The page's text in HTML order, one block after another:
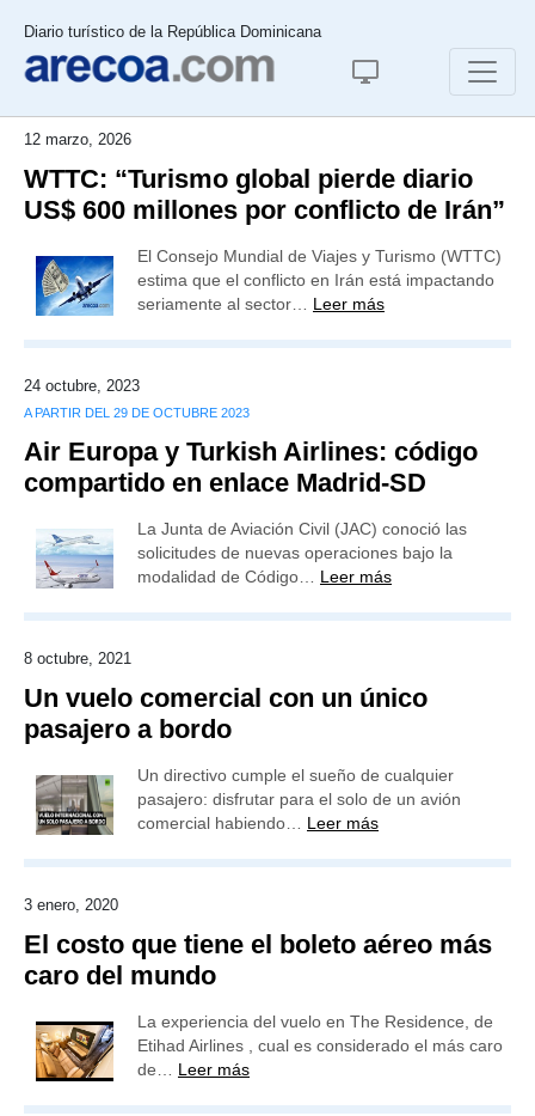
Diario turístico de la República Dominicana
12 marzo, 2026
WTTC: “Turismo global pierde diario
US$ 600 millones por conflicto de Irán”
El Consejo Mundial de Viajes y Turismo (WTTC)
estima que el conflicto en Irán está impactando
seriamente al sector… Leer más
24 octubre, 2023
A PARTIR DEL 29 DE OCTUBRE 2023
Air Europa y Turkish Airlines: código
compartido en enlace Madrid-SD
La Junta de Aviación Civil (JAC) conoció las
solicitudes de nuevas operaciones bajo la
modalidad de Código… Leer más
8 octubre, 2021
Un vuelo comercial con un único
pasajero a bordo
Un directivo cumple el sueño de cualquier
pasajero: disfrutar para el solo de un avión
comercial habiendo… Leer más
3 enero, 2020
El costo que tiene el boleto aéreo más
caro del mundo
La experiencia del vuelo en The Residence, de
Etihad Airlines , cual es considerado el más caro
de… Leer más